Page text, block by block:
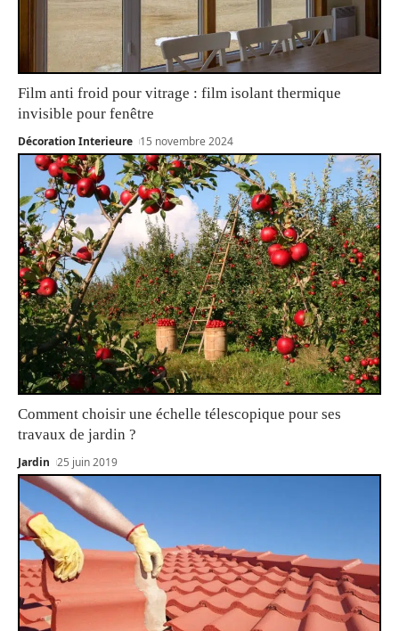
Film anti froid pour vitrage : film isolant thermique
invisible pour fenêtre
Décoration Interieure 15 novembre 2024
Comment choisir une échelle télescopique pour ses
travaux de jardin ?
Jardin 25 juin 2019